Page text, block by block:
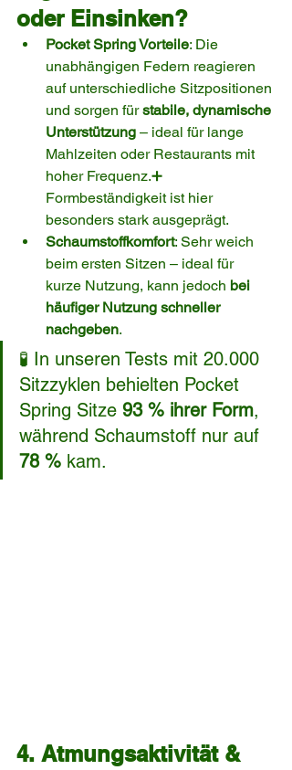
oder Einsinken?
Pocket Spring Vorteile: Die
unabhängigen Federn reagieren
auf unterschiedliche Sitzpositionen
und sorgen für stabile, dynamische
Unterstützung – ideal für lange
Mahlzeiten oder Restaurants mit
hoher Frequenz.➕
Formbeständigkeit ist hier
besonders stark ausgeprägt.
Schaumstoffkomfort: Sehr weich
beim ersten Sitzen – ideal für
kurze Nutzung, kann jedoch bei
häufiger Nutzung schneller
nachgeben.
🧪 In unseren Tests mit 20.000
Sitzzyklen behielten Pocket
Spring Sitze 93 % ihrer Form,
während Schaumstoff nur auf
78 % kam.
4. Atmungsaktivität &